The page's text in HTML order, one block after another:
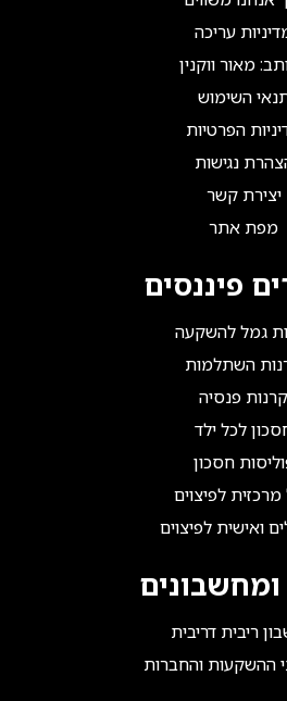
עריכה
מאור ווקנין
השימוש
הפרטיות
נגישות
יצירת קשר
מפת אתר
פיננסים
גמל להשקעה
השתלמות
קרנות פנסיה
לכל ילד
חסכון
לפיצוים
ואישית לפיצוים
ריבית דריבית
ההשקעות והחברות